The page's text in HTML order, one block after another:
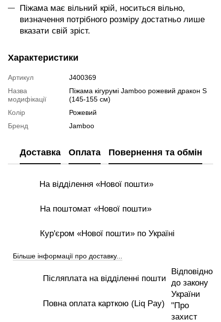
Піжама має вільний крій, носиться вільно,
визначення потрібного розміру достатньо лише
вказати свій зріст.
Характеристики
Артикул
J400369
Назва
модифікації
Піжама кігурумі Jamboo рожевий дракон S
(145-155 см)
Колір
Рожевий
Бренд
Jamboo
Доставка Оплата Повернення та обмін
На відділення «Нової пошти»
На поштомат «Нової пошти»
Кур'єром «Нової пошти» по Україні
Більше інформації про доставку...
Післяплата на відділенні пошти
Повна оплата карткою (Liq Pay)
Відповідно
до закону
України
"Про
захист